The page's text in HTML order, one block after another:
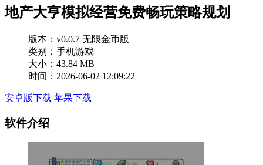
地产大亨模拟经营免费畅玩策略规划
版本： v0.0.7 无限金币版
类别：手机游戏
大小：43.84 MB
时间：2026-06-02 12:09:22
安卓版下载 苹果下载
软件介绍